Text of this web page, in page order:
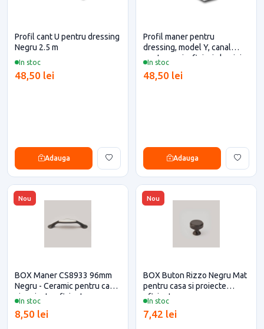
In stoc
Profil cant U pentru dressing
Negru 2.5 m
48,50 lei
Adauga
In stoc
Profil maner pentru
dressing, model Y, canal
pentru perie, finisaj aluminiu,
48,50 lei
Adauga
Nou
In stoc
BOX Maner CS8933 96mm
Negru - Ceramic pentru casa
si proiecte eficiente
8,50 lei
Nou
In stoc
BOX Buton Rizzo Negru Mat
pentru casa si proiecte
eficiente
7,42 lei